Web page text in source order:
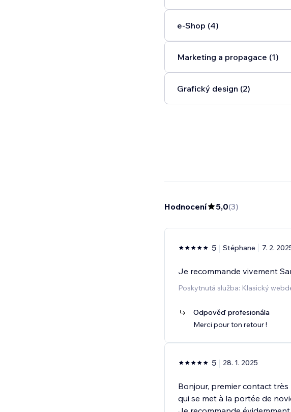
e‑Shop (4)
Marketing a propagace (1)
Grafický design (2)
Hodnocení 5,0(3)
5 Stéphane 7. 2.
Je recommande vivement
Poskytnutá služba: Klasický
Odpověď profesionála
Merci pour ton retour !
5 28. 1. 2025
Bonjour, premier contact
qui se met à la portée de